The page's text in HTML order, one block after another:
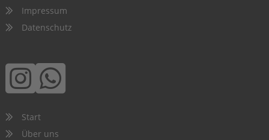
Impressum
Datenschutz
Start
Über uns